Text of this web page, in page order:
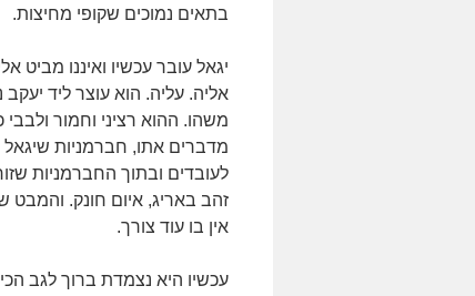
בתאים נמוכים שקופי מחיצות.
יגאל עובר עכשיו ואיננו מביט
אליה. עליה. הוא עוצר ליד יעקב
משהו. ההוא רציני וחמור
מדברים אתו, חברמניות שיגאל
לעובדים ובתוך החברמניות
זהב באריג, איום חונק. והמבט
אין בו עוד צורך.
עכשיו היא נצמדת ברוך לגב